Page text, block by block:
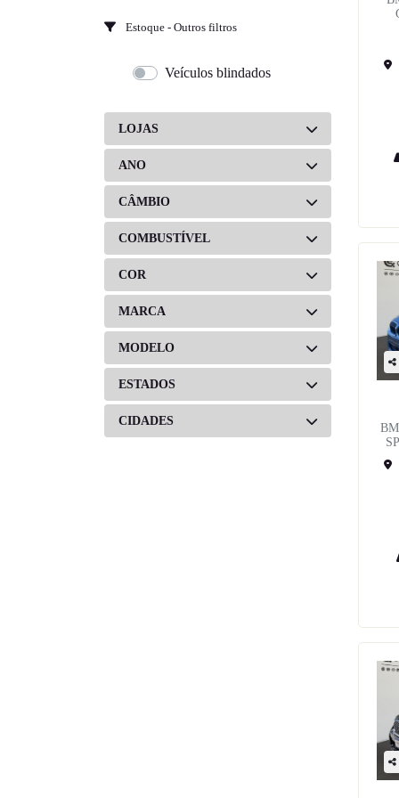
Estoque - Outros filtros
Veículos blindados
LOJAS
ANO
CÂMBIO
COMBUSTÍVEL
COR
MARCA
MODELO
ESTADOS
CIDADES